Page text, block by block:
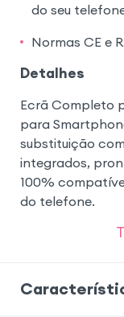
do seu
Normas CE e
Detalhes
Ecrã Completo
para
substituição
integrados,
100%
do telefone.